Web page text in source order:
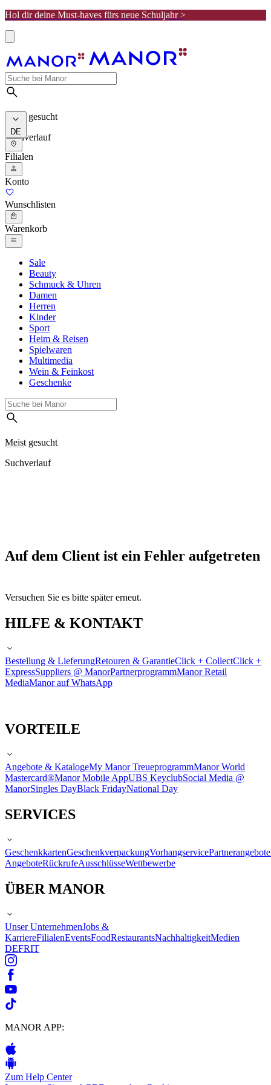
Hol dir deine Must-haves fürs neue Schuljahr >
Meist gesucht
Suchverlauf
DE
Filialen
Konto
Wunschlisten
Warenkorb
Sale
Beauty
Schmuck & Uhren
Damen
Herren
Kinder
Sport
Heim & Reisen
Spielwaren
Multimedia
Wein & Feinkost
Geschenke
Meist gesucht
Suchverlauf
Auf dem Client ist ein Fehler aufgetreten
Versuchen Sie es bitte später erneut.
HILFE & KONTAKT
Bestellung & LieferungRetouren & GarantieClick + CollectClick +
ExpressSuppliers @ ManorPartnerprogrammManor Retail
MediaManor auf WhatsApp
VORTEILE
Angebote & KatalogeMy Manor TreueprogrammManor World
Mastercard®Manor Mobile AppUBS KeyclubSocial Media @
ManorSingles DayBlack FridayNational Day
SERVICES
GeschenkkartenGeschenkverpackungVorhangservicePartnerangebote
AngeboteRückrufeAusschlüsseWettbewerbe
ÜBER MANOR
Unser UnternehmenJobs &
KarriereFilialenEventsFoodRestaurantsNachhaltigkeitMedien
DEFRIT
MANOR APP:
Zum Help Center